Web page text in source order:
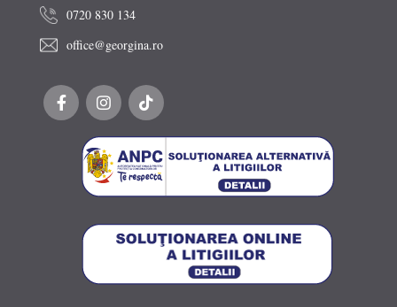
0720 830 134
office@georgina.ro